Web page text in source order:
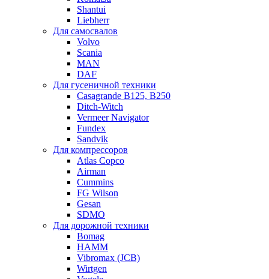
Shantui
Liebherr
Для самосвалов
Volvo
Scania
MAN
DAF
Для гусеничной техники
Casagrande B125, B250
Ditch-Witch
Vermeer Navigator
Fundex
Sandvik
Для компрессоров
Atlas Copco
Airman
Cummins
FG Wilson
Gesan
SDMO
Для дорожной техники
Bomag
HAMM
Vibromax (JCB)
Wirtgen